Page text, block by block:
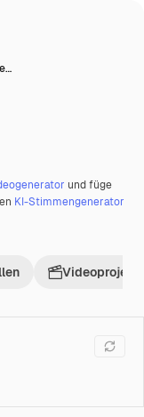
und füge
KI-Stimmengenerator
Videoprojekt